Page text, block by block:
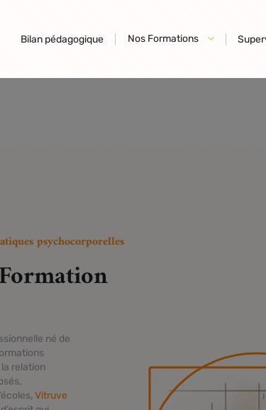
Countable::count(): int, or the
src/Node/Node.php
with IteratorAggregate::getIterator(): Traversable, or
vendor/twig/twig/src/Node/Node.php
Bilan pédagogique Nos Formations
psychocorporelles
né de
relation
Vitruve